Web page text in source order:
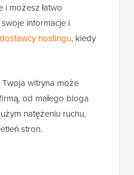
możesz łatwo
informacje i
hostingu, kiedy
witryna może
od małego bloga
natężeniu ruchu,
stron.